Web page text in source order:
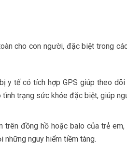
cho con người, đặc biệt trong
y tế có tích hợp GPS giúp theo
trạng sức khỏe đặc biệt, giúp
trên đồng hồ hoặc balo của trẻ em,
những nguy hiểm tiềm tàng.